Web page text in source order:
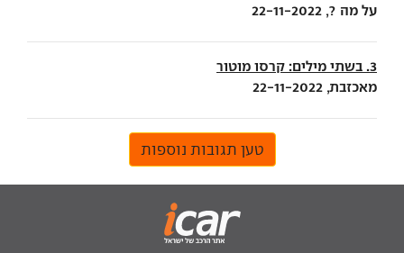
על מה ?, 22-11-2022
3. בשתי מילים: קרסו מוטור
מאכזבת, 22-11-2022
טען תגובות נוספות